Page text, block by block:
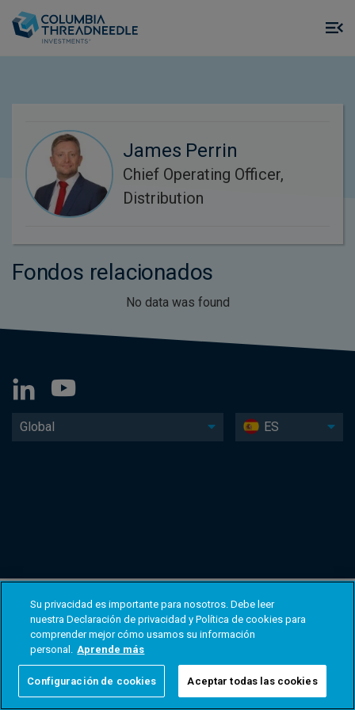
James Perrin
Chief Operating Officer,
Distribution
Fondos relacionados
No data was found
Global ES
Su privacidad es importante para nosotros. Debe leer
nuestra Declaración de privacidad y Política de cookies para
comprender mejor cómo usamos su información
personal. Aprende más
Configuración de cookies Aceptar todas las cookies